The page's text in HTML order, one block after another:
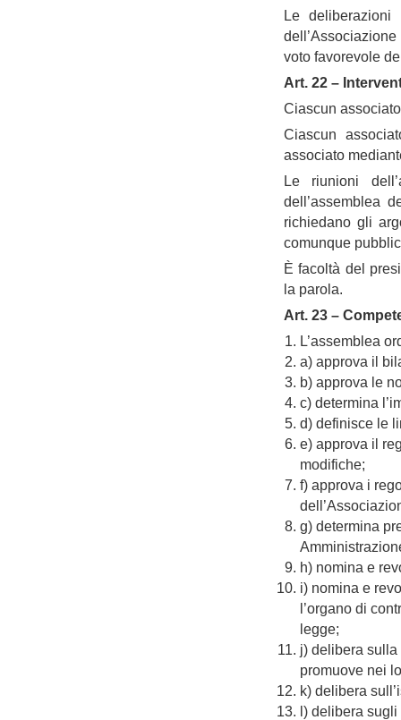
Le deliberazioni
voto favorevole
Art. 22 –
Ciascun
Ciascun
associato
Le riunioni
dell’assemblea
richiedano gli
comunque
È facoltà del
la parola.
Art. 23 –
L’assemblea
a) approva il
b) approva le
c) determina
d) definisce le
e) approva il
modifiche;
f) approva i
g) determina
h) nomina e
i) nomina e
l’organo di
legge;
j) delibera
promuove nei
k) delibera
l) delibera sugli